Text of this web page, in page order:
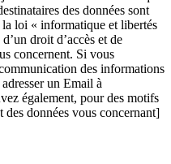
des données sont
loi « informatique et libertés
droit d’accès et de
concernent. Si vous
des informations
un Email à
également, pour des motifs
données vous concernant]